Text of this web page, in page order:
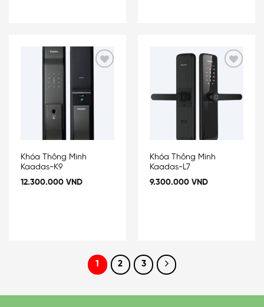
wishlist
Khóa Thông Minh
Kaadas-K9
12.300.000 VND
wishlist
Khóa Thông Minh
Kaadas-L7
9.300.000 VND
1 2 3